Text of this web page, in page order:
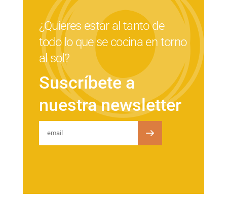
¿Quieres estar al tanto de
todo lo que se cocina en torno
al sol?
Suscríbete a
nuestra newsletter